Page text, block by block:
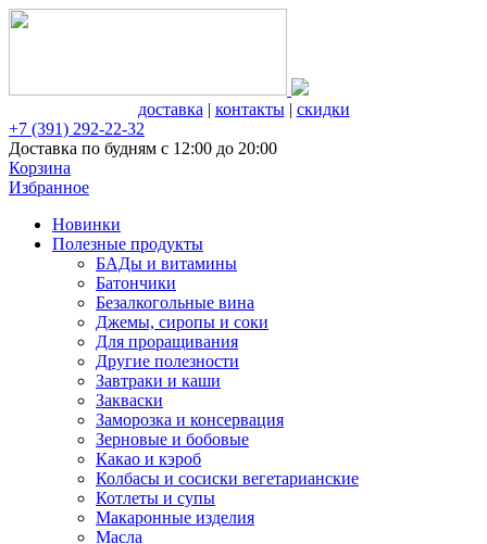
доставка | контакты| скидки
+7 (391) 292-22-32
Доставка по будням с 12:00 до 20:00
Корзина
Избранное
Новинки
Полезные продукты
БАДы и витамины
Батончики
Безалкогольные вина
Джемы, сиропы и соки
Для проращивания
Другие полезности
Завтраки и каши
Закваски
Заморозка и консервация
Зерновые и бобовые
Какао и кэроб
Колбасы и сосиски вегетарианские
Котлеты и супы
Макаронные изделия
Масла